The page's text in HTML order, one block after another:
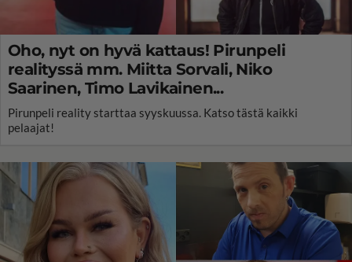
Oho, nyt on hyvä kattaus! Pirunpeli
realityssä mm. Miitta Sorvali, Niko
Saarinen, Timo Lavikainen...
Pirunpeli reality starttaa syyskuussa. Katso tästä kaikki
pelaajat!